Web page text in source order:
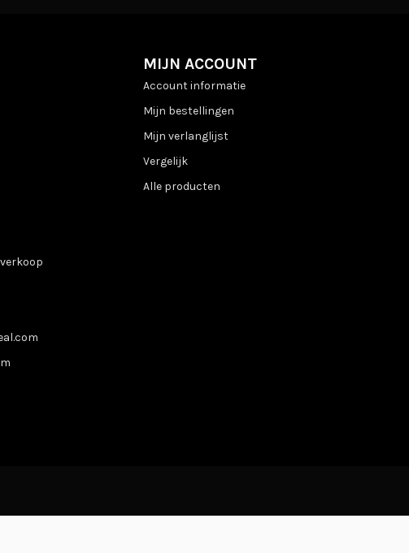
MIJN ACCOUNT
Account informatie
Mijn bestellingen
Mijn verlanglijst
Vergelijk
Alle producten